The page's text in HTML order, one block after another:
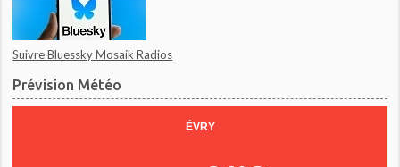
Suivre Bluessky Mosaik Radios
Prévision Météo